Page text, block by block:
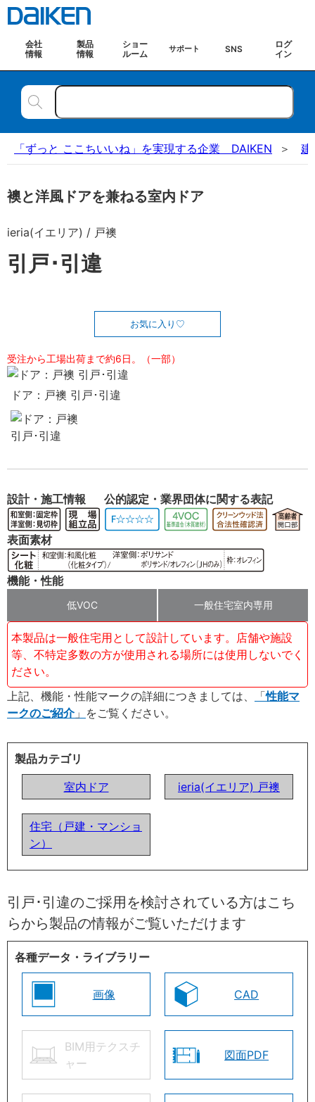
会社
情報
製品
情報
ショー
ルーム
サポート SNS
ログ
イン
「ずっと ここちいいね」を実現する企業 DAIKEN 建
襖と洋風ドアを兼ねる室内ドア
ieria(イエリア) / 戸襖
引戸･引違
お気に入り
受注から工場出荷まで約6日。（一部）
ドア：戸襖 引戸･引違
設計・施工情報 公的認定・業界団体に関する表記
表面素材
機能・性能
低VOC 一般住宅室内専用
本製品は一般住宅用として設計しています。店舗や施設
等、不特定多数の方が使用される場所には使用しないでく
ださい。
上記、機能・性能マークの詳細につきましては、
性能マ
ークのご紹介
をご覧ください。
製品カテゴリ
室内ドア
ieria(イエリア) 戸襖
住宅（戸建・マンショ
ン）
引戸･引違のご採用を検討されている方はこち
らから製品の情報がご覧いただけます
各種データ・ライブラリー
画像 CAD
BIM用テクスチ
ャー
図面PDF